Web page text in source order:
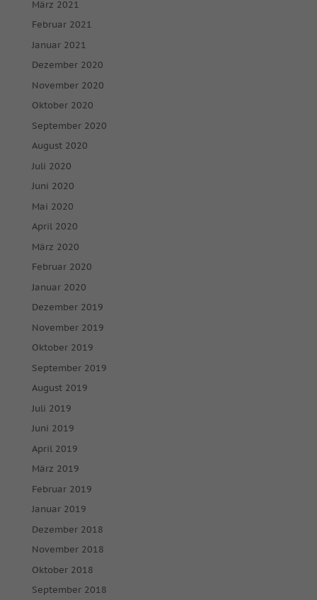
März 2021
Februar 2021
Januar 2021
Dezember 2020
November 2020
Oktober 2020
September 2020
August 2020
Juli 2020
Juni 2020
Mai 2020
April 2020
März 2020
Februar 2020
Januar 2020
Dezember 2019
November 2019
Oktober 2019
September 2019
August 2019
Juli 2019
Juni 2019
April 2019
März 2019
Februar 2019
Januar 2019
Dezember 2018
November 2018
Oktober 2018
September 2018